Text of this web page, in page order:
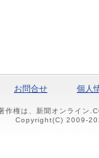
お問合せ 個人
権は、新聞オンライン
Copyright(C) 2009-